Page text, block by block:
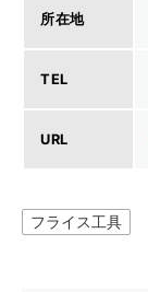
所在地
TEL
URL
フライス工具